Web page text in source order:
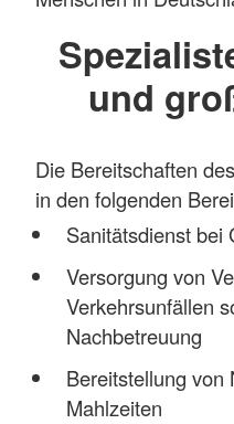
und
Die Bereitschaften
in den folgenden
Sanitätsdienst bei
Versorgung von
Verkehrsunfällen
Nachbetreuung
Bereitstellung von
Mahlzeiten